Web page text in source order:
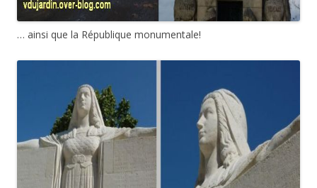
… ainsi que la République monumentale!